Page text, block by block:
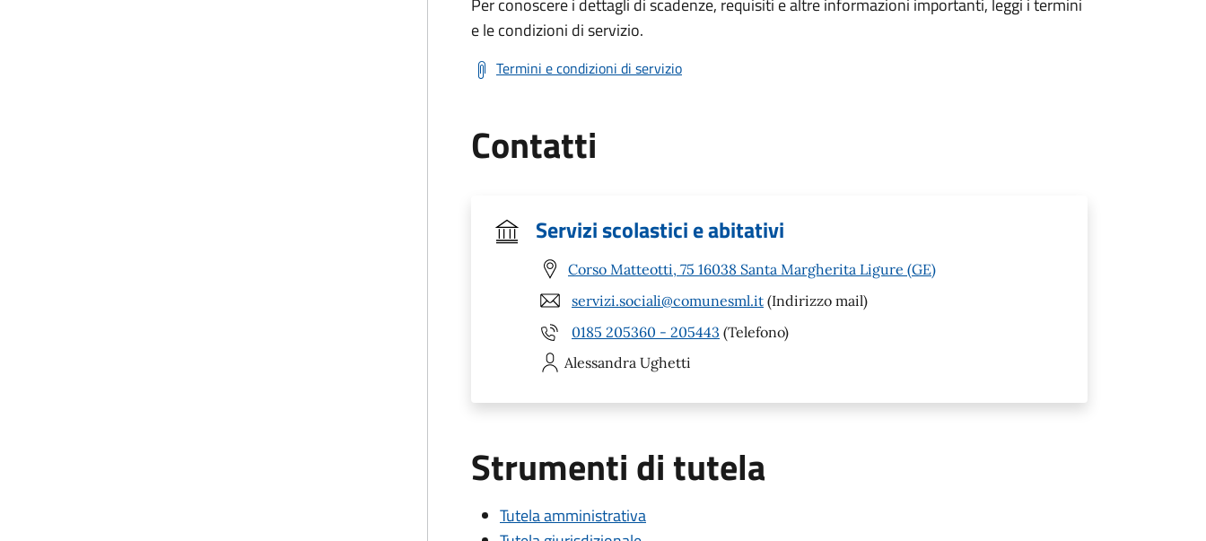
Per conoscere i dettagli di scadenze, requisiti e altre informazioni importanti, leggi i termini
e le condizioni di servizio.
Termini e condizioni di servizio
Contatti
Servizi scolastici e abitativi
Corso Matteotti, 75 16038 Santa Margherita Ligure (GE)
servizi.sociali@comunesml.it (Indirizzo mail)
0185 205360 - 205443 (Telefono)
Alessandra Ughetti
Strumenti di tutela
Tutela amministrativa